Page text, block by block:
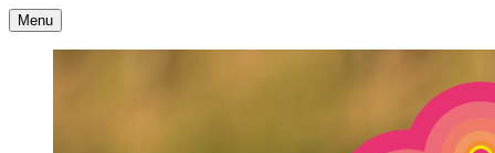
Accueil
Menu Contact